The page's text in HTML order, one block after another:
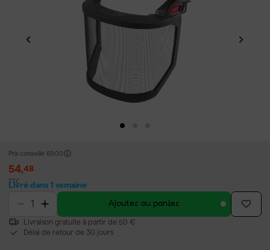
Prix conseillé 69,00
54,48
TTC
Livré dans 1 semaine
Ajouter au panier
Livraison gratuite à partir de 50 €
Délai de retour de 30 jours